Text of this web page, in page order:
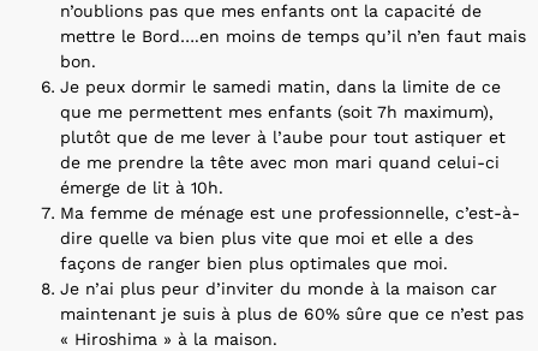
n’oublions pas que mes enfants ont la capacité de
mettre le Bord….en moins de temps qu’il n’en faut mais
bon.
Je peux dormir le samedi matin, dans la limite de ce
que me permettent mes enfants (soit 7h maximum),
plutôt que de me lever à l’aube pour tout astiquer et
de me prendre la tête avec mon mari quand celui-ci
émerge de lit à 10h.
Ma femme de ménage est une professionnelle, c’est-à-
dire quelle va bien plus vite que moi et elle a des
façons de ranger bien plus optimales que moi.
Je n’ai plus peur d’inviter du monde à la maison car
maintenant je suis à plus de 60% sûre que ce n’est pas
« Hiroshima » à la maison.